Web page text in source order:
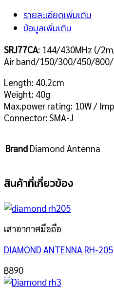
รายละเอียดเพิ่มเติม
ข้อมูลเพิ่มเติม
SRJ77CA: 144/430MHz (/
Air band/150/300/450/800/
Length: 40.2cm
Weight: 40g
Max.power rating: 10W /
Connector: SMA-J
Brand Diamond Antenna
สินค้าที่เกี่ยวข้อง
เสาอากาศมือถือ
DIAMOND ANTENNA RH-205
฿890